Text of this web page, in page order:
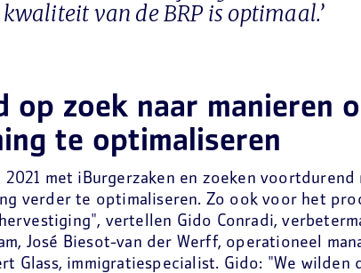
van de BRP is optimaal.’
op zoek naar manieren
te optimaliseren
met iBurgerzaken en zoeken voortdurend
verder te optimaliseren. Zo ook voor het
vertellen Gido Conradi,
José Biesot-van der Werff, operationeel
Glass, immigratiespecialist. Gido: "We wilden